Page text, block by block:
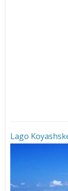
Lago